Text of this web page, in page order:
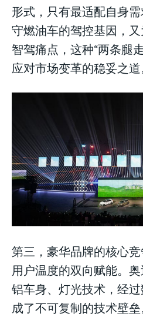
形式，只有最适配自身
守燃油车的驾控基因，
智驾痛点，这种“两条腿
应对市场变革的稳妥之道
第三，豪华品牌的核心
用户温度的双向赋能。
铝车身、灯光技术，经
成了不可复制的技术壁垒